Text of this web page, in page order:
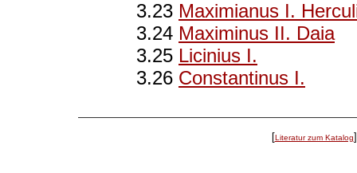
3.23 Maximianus I.
3.24 Maximinus II. Daia
3.25 Licinius I.
3.26 Constantinus I.
[Literatur zum Katalog